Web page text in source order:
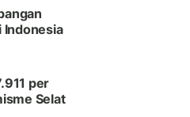
Indonesia
per
Selat